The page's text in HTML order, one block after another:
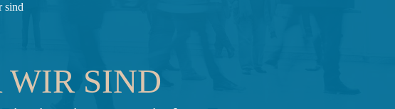
sind
WIR SIND